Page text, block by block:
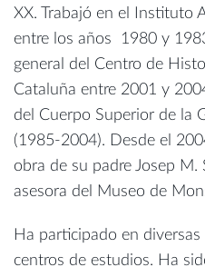
XX. Trabajó en el Instituto
entre los años 1980 y
general del Centro de
Cataluña entre 2001 y
del Cuerpo Superior de la
(1985-2004). Desde el
obra de su padre Josep M.
asesora del Museo de
Ha participado en
centros de estudios. Ha